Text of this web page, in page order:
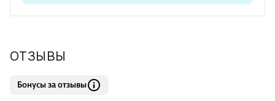
ОТЗЫВЫ
Бонусы за отзывы